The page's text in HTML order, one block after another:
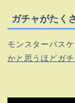
ガチャがたく
モンスターバスケ
かと思うほどガ